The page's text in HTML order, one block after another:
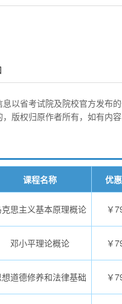
以省考试院及院校官方发布的
版权归原作者所有，如有内
课程名称 优
思主义基本原理概论 ￥
邓小平理论概论 ￥
想道德修养和法律基础 ￥